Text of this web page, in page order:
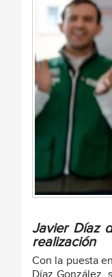
Javier Díaz
realización
Con la puesta